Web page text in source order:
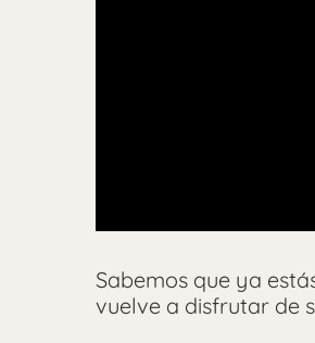
Sabemos que ya
vuelve a disfrutar de